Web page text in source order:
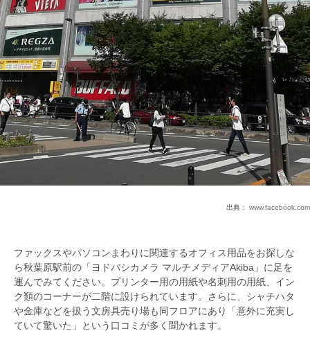
出典： www.facebook.com
ファックスやパソコンまわりに関連するオフィス用品をお探しな
ら秋葉原駅前の「ヨドバシカメラ マルチメディアAkiba」に足を
運んでみてください。プリンター用の用紙や名刺用の用紙、イン
ク類のコーナーが二階に設けられています。さらに、シャチハタ
や金庫などを扱う文房具売り場も同フロアにあり「意外に充実し
ていて驚いた」という口コミが多く聞かれます。